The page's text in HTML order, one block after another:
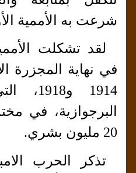
شرعت به الأممية
لقد تشكلت
في نهاية المجزرة
1914
البرجوازية، في
20 مليون بشري.
تذكر الحرب